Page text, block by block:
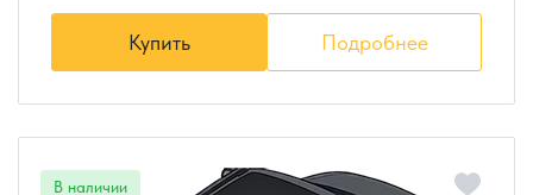
Купить Подробнее